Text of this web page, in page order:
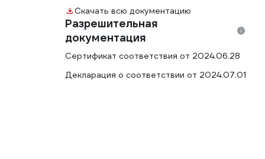
Скачать всю документацию
Разрешительная
документация
Сертификат соответствия от 2024.06.28
Декларация о соответствии от 2024.07.01